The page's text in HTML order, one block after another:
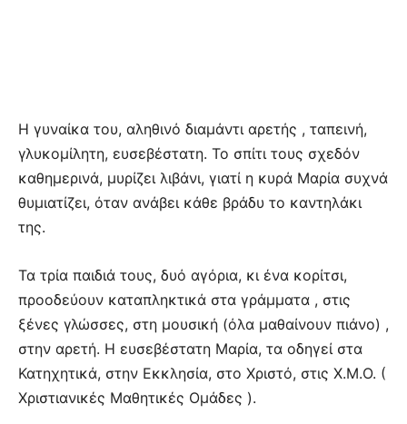
Η γυναίκα του, αληθινό διαμάντι αρετής , ταπεινή,
γλυκομίλητη, ευσεβέστατη. Το σπίτι τους σχεδόν
καθημερινά, μυρίζει λιβάνι, γιατί η κυρά Μαρία συχνά
θυμιατίζει, όταν ανάβει κάθε βράδυ το καντηλάκι
της.
Τα τρία παιδιά τους, δυό αγόρια, κι ένα κορίτσι,
προοδεύουν καταπληκτικά στα γράμματα , στις
ξένες γλώσσες, στη μουσική (όλα μαθαίνουν πιάνο) ,
στην αρετή. Η ευσεβέστατη Μαρία, τα οδηγεί στα
Κατηχητικά, στην Εκκλησία, στο Χριστό, στις Χ.Μ.Ο. (
Χριστιανικές Μαθητικές Ομάδες ).